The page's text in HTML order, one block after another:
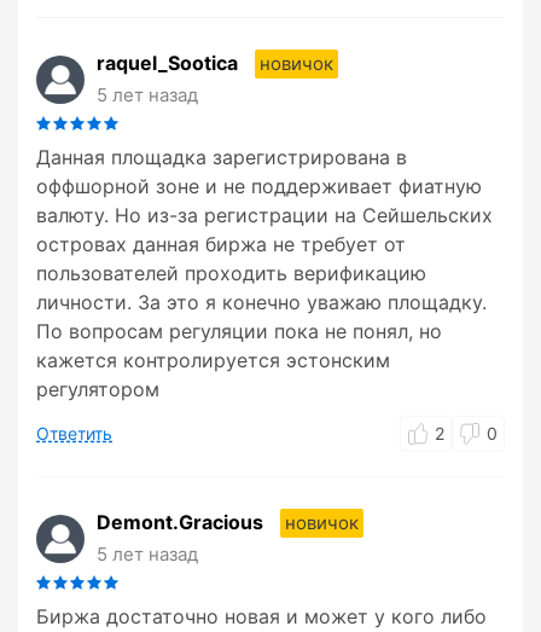
raquel_Sootica
новичок
5 лет назад
Данная площадка зарегистрирована в
оффшорной зоне и не поддерживает фиатную
валюту. Но из-за регистрации на Сейшельских
островах данная биржа не требует от
пользователей проходить верификацию
личности. За это я конечно уважаю площадку.
По вопросам регуляции пока не понял, но
кажется контролируется эстонским
регулятором
Ответить 2 0
Demont.Gracious
новичок
5 лет назад
Биржа достаточно новая и может у кого либо